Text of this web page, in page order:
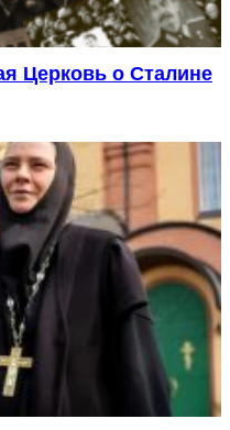
Церковь о Сталине